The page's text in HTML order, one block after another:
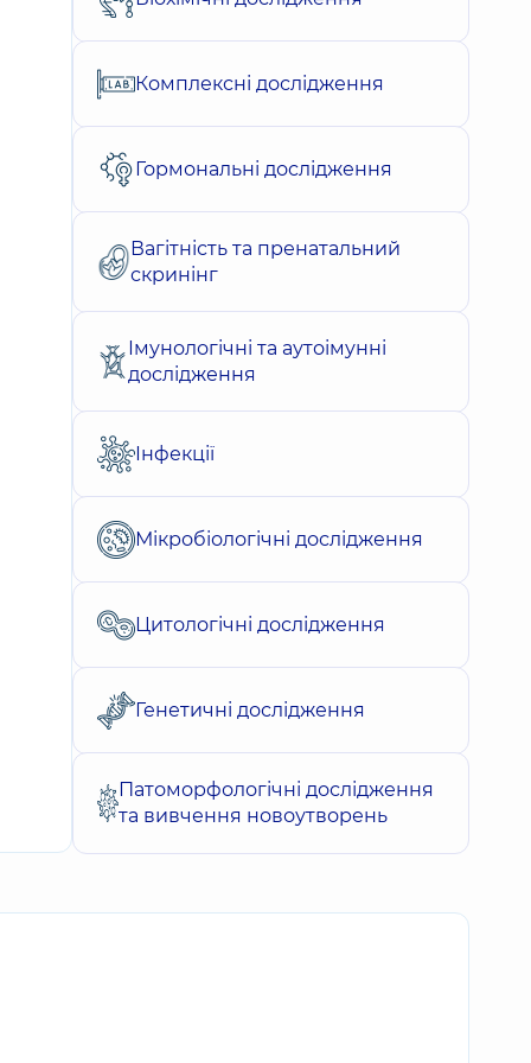
Комплексні дослідження
Гормональні дослідження
Вагітність та пренатальний
скринінг
Імунологічні та аутоімунні
дослідження
Інфекції
Мікробіологічні дослідження
Цитологічні дослідження
Генетичні дослідження
Патоморфологічні дослідження
та вивчення новоутворень